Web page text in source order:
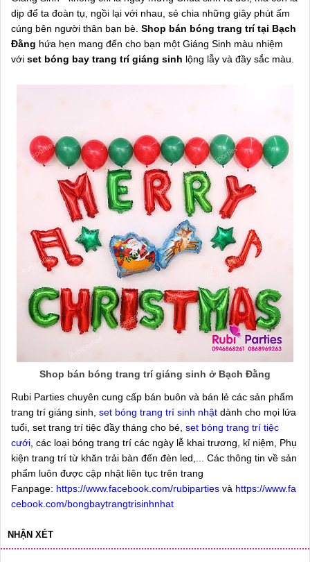
dịp để ta đoàn tụ, ngồi lại với nhau, sẻ chia những giây phút ấm
cúng bên người thân bạn bè. Shop bán bóng trang trí tại Bạch
Đằng hứa hẹn mang đến cho bạn một Giáng Sinh màu nhiệm
với set bóng bay trang trí giáng sinh lộng lẫy và đầy sắc màu.
Shop bán bóng trang trí giáng sinh ở Bạch Đằng
Rubi Parties chuyên cung cấp bán buôn và bán lẻ các sản phẩm
trang trí giáng sinh, set bóng trang trí sinh nhật dành cho mọi lứa
tuổi, set trang trí tiệc đầy tháng cho bé, set bóng trang trí tiệc
cưới , các loại bóng trang trí các ngày lễ khai trương, kỉ niệm, Phụ
kiện trang trí từ khăn trải bàn đến đèn led,... Các thông tin về sản
phẩm luôn được cập nhật liên tục trên trang
Fanpage: https://www.facebook.com/rubiparties và https://www.fa
cebook.com/bongbaytrangtrisinhnhat
NHẬN XÉT